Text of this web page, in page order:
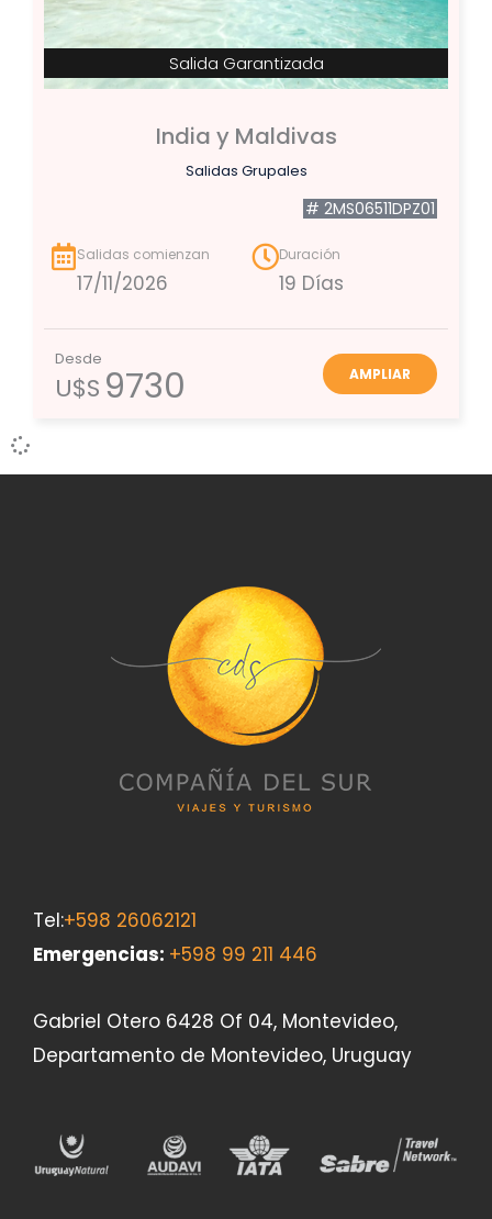
Salida Garantizada
India y Maldivas
Salidas Grupales
# 2MS06511DPZ01
Salidas comienzan
17/11/2026
Duración
19 Días
Desde
U$S 9730 AMPLIAR
Tel:+598 26062121
Emergencias: +598 99 211 446
Gabriel Otero 6428 Of 04, Montevideo,
Departamento de Montevideo, Uruguay